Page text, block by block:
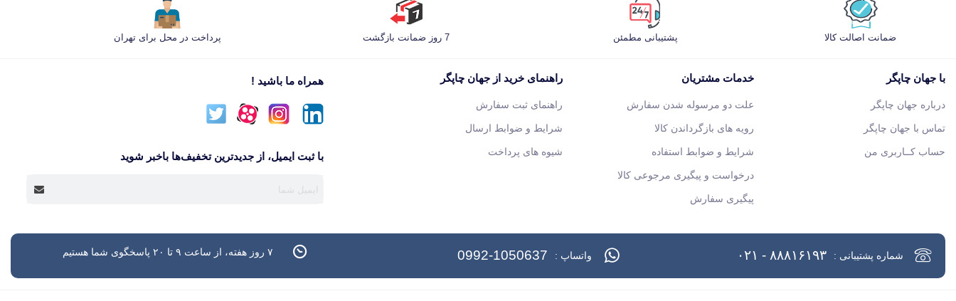
ضمانت اصالت کالا پشتیبانی مطمئن 7 روز ضمانت بازگشت پرداخت در محل برای تهران
با جهان چاپگر
درباره جهان چاپگر
تماس با جهان چاپگر
حساب کــاربری من
خدمات مشتریان
علت دو مرسوله شدن سفارش
رویه های بازگرداندن کالا
شرایط و ضوابط استفاده
درخواست و پیگیری مرجوعی کالا
پیگیری سفارش
راهنمای خرید از جهان چاپگر
راهنمای ثبت سفارش
شرایط و ضوابط ارسال
شیوه های پرداخت
همراه ما باشید !
با ثبت ایمیل، از جدید‌ترین تخفیف‌ها با‌خبر شوید
شماره پشتیبانی : ۸۸۸۱۶۱۹۳ - ۰۲۱ واتساپ : 0992-1050637 ۷ روز هفته، از ساعت ۹ تا ۲۰ پاسخگوی شما هستیم